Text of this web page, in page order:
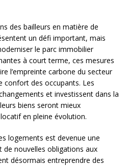
des bailleurs en matière de
un défi important, mais
le parc immobilier
à court terme, ces mesures
l’empreinte carbone du secteur
confort des occupants. Les
et investissent dans la
biens seront mieux
en pleine évolution.
logements est devenue une
nouvelles obligations aux
désormais entreprendre des